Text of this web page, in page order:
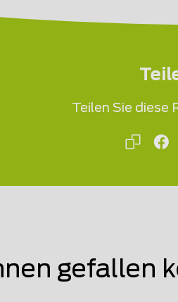
Teilen Sie diese
gefallen